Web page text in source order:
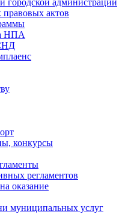
городской администрации
актов
НПА
конкурсы
регламентов
оказание
муниципальных услуг